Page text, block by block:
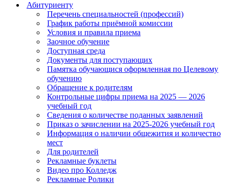
Абитуриенту
Перечень специальностей (профессий)
График работы приёмной комиссии
Условия и правила приема
Заочное обучение
Доступная среда
Документы для поступающих
Памятка обучающися оформленная по Целевому
обучению
Обращение к родителям
Контрольные цифры приема на 2025 — 2026
учебный год
Сведения о количестве поданных заявлений
Приказ о зачислении на 2025-2026 учебный год
Информация о наличии общежития и количество
мест
Для родителей
Рекламные буклеты
Видео про Колледж
Рекламные Ролики